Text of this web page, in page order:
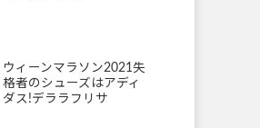
ウィーンマラソン2021失
格者のシューズはアディ
ダス!デララフリサ